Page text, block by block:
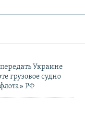
Украине
грузовое судно
РФ